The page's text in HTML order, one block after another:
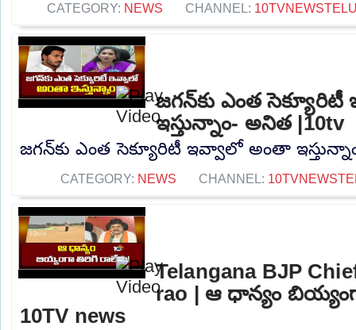
CATEGORY: NEWS CHANNEL:
జగన్‌కు ఎంత
ఇస్తున్నాం- అనిత |10tv
జగన్‌కు ఎంత సెక్యూరిటీ ఇవ్వాలో అంతా
CATEGORY: NEWS CHANNEL:
Telangana BJP
rao | ఆ ధాన్యం
10TV news